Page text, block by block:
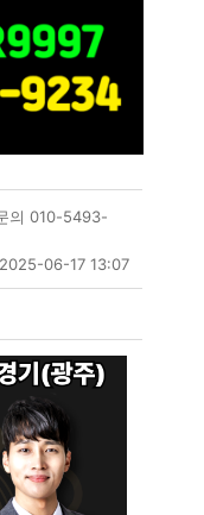
의 010-5493-
2025-06-17 13:07